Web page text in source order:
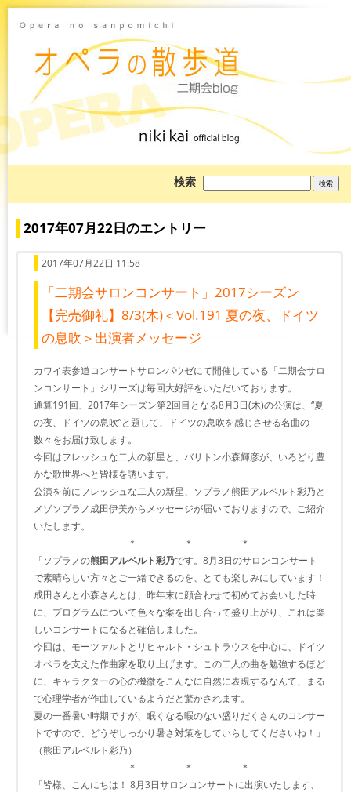
検索
を
索:
2017年07月22日のエントリー
2017年07月22日 11:58
「二期会サロンコンサート」2017シーズン
【完売御礼】8/3(木)＜Vol.191 夏の夜、ドイツ
の息吹＞出演者メッセージ
カワイ表参道コンサートサロンパウゼにて開催している「二期会サロ
ンコンサート」シリーズは毎回大好評をいただいております。
通算191回、2017年シーズン第2回目となる8月3日(木)の公演は、“夏
の夜、ドイツの息吹”と題して、ドイツの息吹を感じさせる名曲の
数々をお届け致します。
今回はフレッシュな二人の新星と、バリトン小森輝彦が、いろどり豊
かな歌世界へと皆様を誘います。
公演を前にフレッシュな二人の新星、ソプラノ熊田アルベルト彩乃と
メゾソプラノ成田伊美からメッセージが届いておりますので、ご紹介
いたします。
＊ ＊ ＊
「ソプラノの熊田アルベルト彩乃です。8月3日のサロンコンサート
で素晴らしい方々とご一緒できるのを、とても楽しみにしています！
成田さんと小森さんとは、昨年末に顔合わせで初めてお会いした時
に、プログラムについて色々な案を出し合って盛り上がり、これは楽
しいコンサートになると確信しました。
今回は、モーツァルトとリヒャルト・シュトラウスを中心に、ドイツ
オペラを支えた作曲家を取り上げます。この二人の曲を勉強するほど
に、キャラクターの心の機微をこんなに自然に表現するなんて、まる
で心理学者が作曲しているようだと驚かされます。
夏の一番暑い時期ですが、眠くなる暇のない盛りだくさんのコンサー
トですので、どうぞしっかり暑さ対策をしていらしてくださいね！」
（熊田アルベルト彩乃）
＊ ＊ ＊
「皆様、こんにちは！ 8月3日サロンコンサートに出演いたします、